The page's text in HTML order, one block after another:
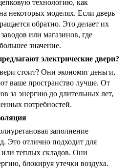
технологию, как
некоторых моделях. Если дверь
обратно. Это делает их
или магазинов, где
значение.
электрические двери?
стоит? Они экономят деньги,
ваше пространство лучше. От
за энергию до длительных лет,
потребностей.
заполнение
Это отлично подходит для
или теплых складов. Они
блокируя утечки воздуха.